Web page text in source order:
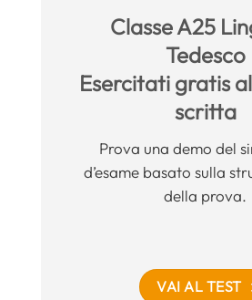
Classe A25
Tedesco
Esercitati gratis
scritta
Prova una demo del
d’esame basato sulla
della prova.
VAI AL TEST